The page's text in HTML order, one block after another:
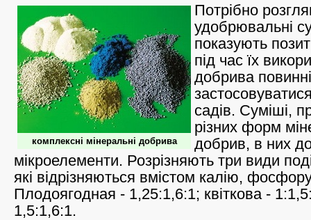
комплексні мінеральні добрива
Потрібно
удобрювальні
показують
під час їх
добрива повинні
садів. Суміші,
різних форм
добрив, в них
мікроелементи. Розрізняють три види
які відрізняються вмістом калію, фосфору
Плодоягодная - 1,25:1,6:1; квіткова -
1,5:1,6:1.